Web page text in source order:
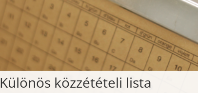
Különös közzétételi lista